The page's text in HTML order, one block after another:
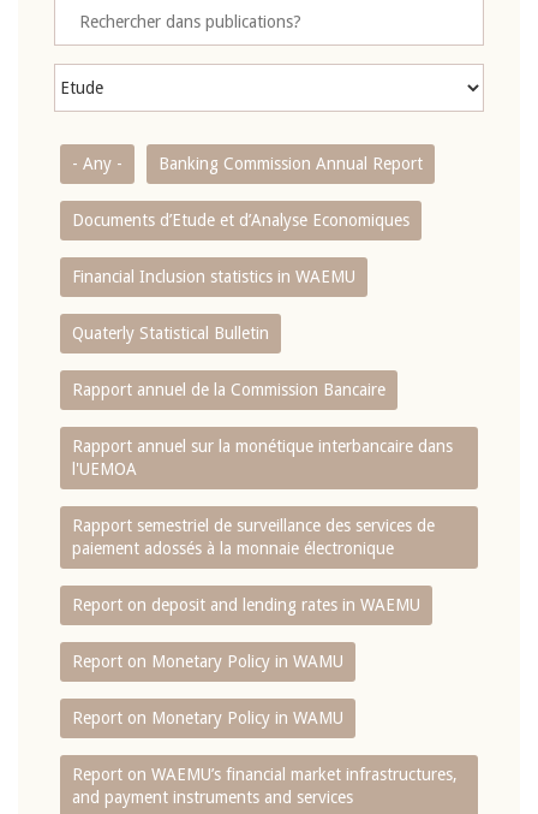
- Any - Banking Commission Annual Report
Documents d’Etude et d’Analyse Economiques
Financial Inclusion statistics in WAEMU
Quaterly Statistical Bulletin
Rapport annuel de la Commission Bancaire
Rapport annuel sur la monétique interbancaire dans
l'UEMOA
Rapport semestriel de surveillance des services de
paiement adossés à la monnaie électronique
Report on deposit and lending rates in WAEMU
Report on Monetary Policy in WAMU
Report on Monetary Policy in WAMU
Report on WAEMU’s financial market infrastructures,
and payment instruments and services